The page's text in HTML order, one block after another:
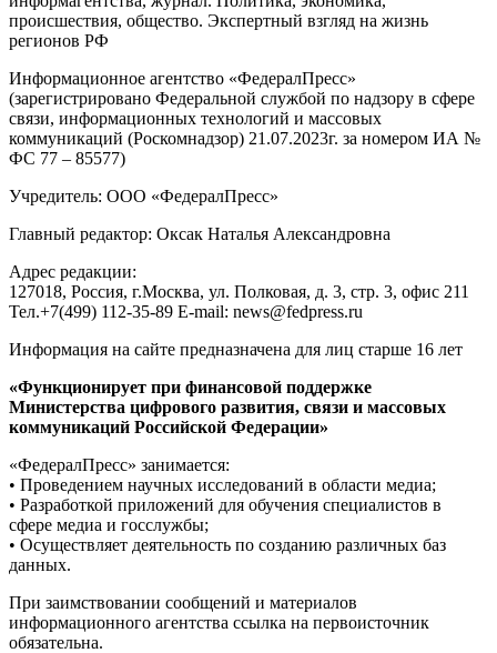
происшествия, общество. Экспертный взгляд на жизнь
регионов РФ
Информационное агентство «ФедералПресс»
(зарегистрировано Федеральной службой по надзору в сфере
связи, информационных технологий и массовых
коммуникаций (Роскомнадзор) 21.07.2023г. за номером ИА №
ФС 77 – 85577)
Учредитель: ООО «ФедералПресс»
Главный редактор: Оксак Наталья Александровна
Адрес редакции:
127018, Россия, г.Москва, ул. Полковая, д. 3, стр. 3, офис 211
Тел.+7(499) 112-35-89 E-mail: news@fedpress.ru
Информация на сайте предназначена для лиц старше 16 лет
«Функционирует при финансовой поддержке
Министерства цифрового развития, связи и массовых
коммуникаций Российской Федерации»
«ФедералПресс» занимается:
• Проведением научных исследований в области медиа;
• Разработкой приложений для обучения специалистов в
сфере медиа и госслужбы;
• Осуществляет деятельность по созданию различных баз
данных.
При заимствовании сообщений и материалов
информационного агентства ссылка на первоисточник
обязательна.